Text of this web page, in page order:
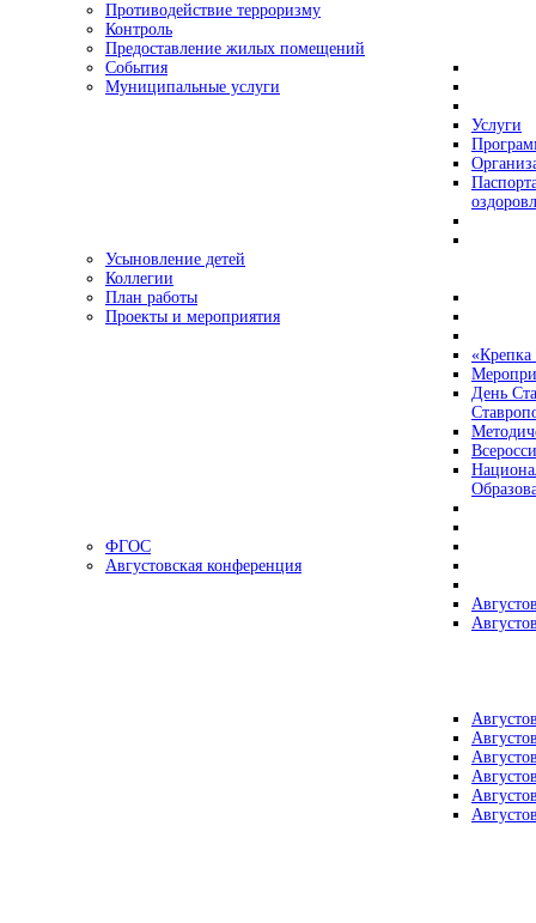
Противодействие терроризму
Контроль
Предоставление жилых помещений
События
Муниципальные услуги
Услуги
Усыновление детей
Коллегии
План работы
Проекты и мероприятия
«Крепка
День
ФГОС
Августовская конференция